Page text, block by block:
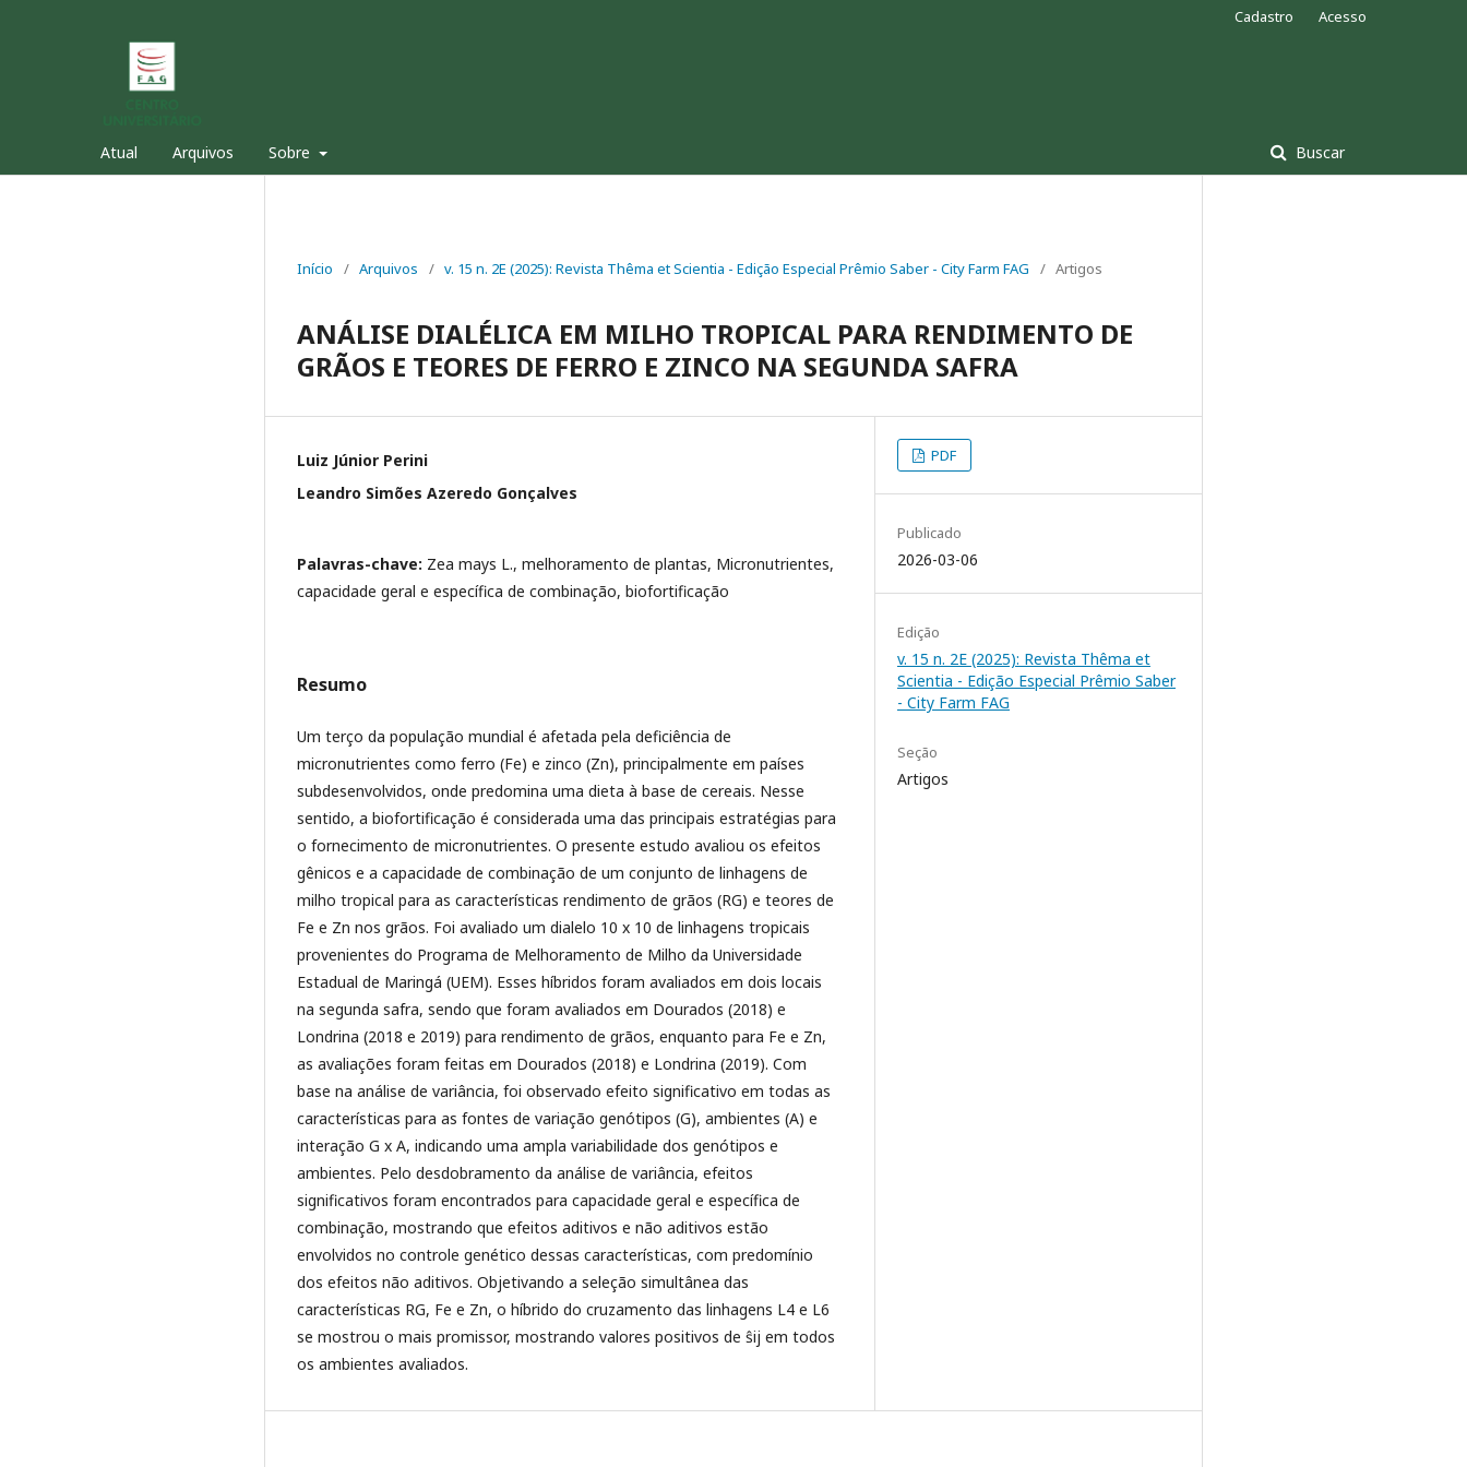
Atual Arquivos Sobre Buscar
Cadastro Acesso
Início / Arquivos / v. 15 n. 2E (2025): Revista Thêma et Scientia - Edição Especial Prêmio Saber - City Farm FAG / Artigos
ANÁLISE DIALÉLICA EM MILHO TROPICAL PARA RENDIMENTO DE
GRÃOS E TEORES DE FERRO E ZINCO NA SEGUNDA SAFRA
Luiz Júnior Perini
Leandro Simões Azeredo Gonçalves
Palavras-chave: Zea mays L., melhoramento de plantas, Micronutrientes,
capacidade geral e específica de combinação, biofortificação
Resumo
Um terço da população mundial é afetada pela deficiência de
micronutrientes como ferro (Fe) e zinco (Zn), principalmente em países
subdesenvolvidos, onde predomina uma dieta à base de cereais. Nesse
sentido, a biofortificação é considerada uma das principais estratégias para
o fornecimento de micronutrientes. O presente estudo avaliou os efeitos
gênicos e a capacidade de combinação de um conjunto de linhagens de
milho tropical para as características rendimento de grãos (RG) e teores de
Fe e Zn nos grãos. Foi avaliado um dialelo 10 x 10 de linhagens tropicais
provenientes do Programa de Melhoramento de Milho da Universidade
Estadual de Maringá (UEM). Esses híbridos foram avaliados em dois locais
na segunda safra, sendo que foram avaliados em Dourados (2018) e
Londrina (2018 e 2019) para rendimento de grãos, enquanto para Fe e Zn,
as avaliações foram feitas em Dourados (2018) e Londrina (2019). Com
base na análise de variância, foi observado efeito significativo em todas as
características para as fontes de variação genótipos (G), ambientes (A) e
interação G x A, indicando uma ampla variabilidade dos genótipos e
ambientes. Pelo desdobramento da análise de variância, efeitos
significativos foram encontrados para capacidade geral e específica de
combinação, mostrando que efeitos aditivos e não aditivos estão
envolvidos no controle genético dessas características, com predomínio
dos efeitos não aditivos. Objetivando a seleção simultânea das
características RG, Fe e Zn, o híbrido do cruzamento das linhagens L4 e L6
se mostrou o mais promissor, mostrando valores positivos de ŝij em todos
os ambientes avaliados.
PDF
Publicado
2026-03-06
Edição
v. 15 n. 2E (2025): Revista Thêma et
Scientia - Edição Especial Prêmio Saber
- City Farm FAG
Seção
Artigos